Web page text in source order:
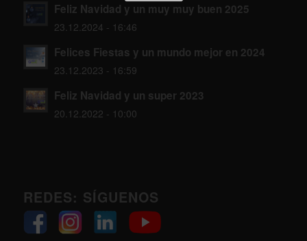
Feliz Navidad y un muy muy buen 2025
23.12.2024 - 16:46
Felices Fiestas y un mundo mejor en 2024
23.12.2023 - 16:59
Feliz Navidad y un super 2023
20.12.2022 - 10:00
REDES: SÍGUENOS